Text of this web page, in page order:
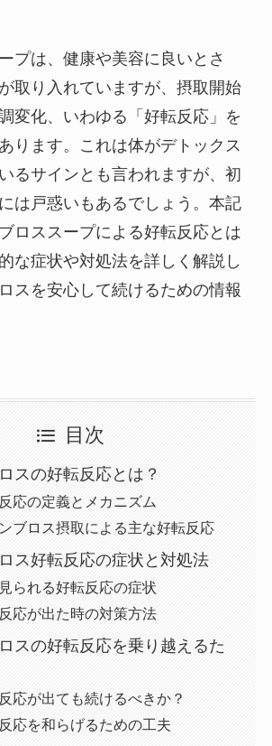
プは、健康や美容に良いとさ
取り入れていますが、摂取開始
変化、いわゆる「好転反応」を
ります。これは体がデトックス
るサインとも言われますが、初
は戸惑いもあるでしょう。本記
ロススープによる好転反応とは
な症状や対処法を詳しく解説し
スを安心して続けるための情報
目次
スの好転反応とは？
応の定義とメカニズム
ブロス摂取による主な好転反応
ス好転反応の症状と対処法
られる好転反応の症状
応が出た時の対策方法
スの好転反応を乗り越えるた
応が出ても続けるべきか？
応を和らげるための工夫